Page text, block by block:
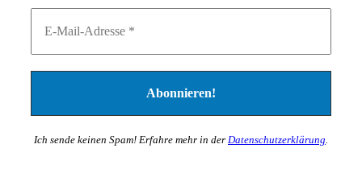
Ich sende keinen Spam! Erfahre mehr in der Datenschutzerklärung.